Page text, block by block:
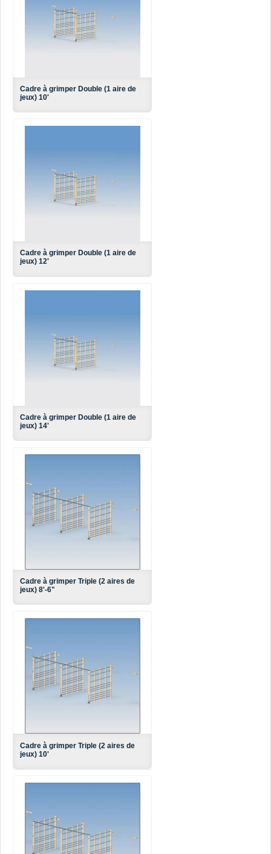
Cadre à grimper Double (1 aire de
jeux) 10'
Cadre à grimper Double (1 aire de
jeux) 12'
Cadre à grimper Double (1 aire de
jeux) 14'
Cadre à grimper Triple (2 aires de
jeux) 8'-6"
Cadre à grimper Triple (2 aires de
jeux) 10'